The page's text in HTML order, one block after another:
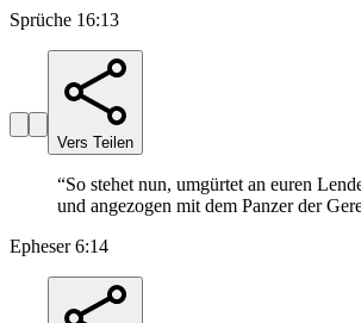
Sprüche 16:13
Vers Teilen
“So stehet nun, umgürtet an euren
und angezogen mit dem Panzer der
Epheser 6:14